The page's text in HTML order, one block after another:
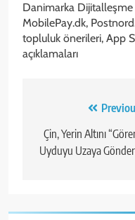
Danimarka Dijitalleşme
MobilePay.dk,
topluluk önerileri, App
açıklamaları
gezinmesi
Çin, Yerin Altını
Uyduyu Uzaya